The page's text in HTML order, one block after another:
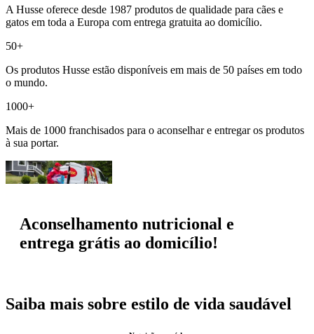
A Husse oferece desde 1987 produtos de qualidade para cães e
gatos em toda a Europa com entrega gratuita ao domicílio.
50+
Os produtos Husse estão disponíveis em mais de 50 países em todo
o mundo.
1000+
Mais de 1000 franchisados para o aconselhar e entregar os produtos
à sua portar.
Aconselhamento nutricional e
entrega grátis ao domicílio!
Saiba mais sobre estilo de vida saudável